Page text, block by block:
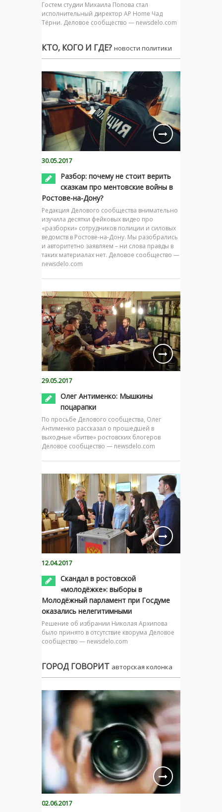
Гостем студии Михаила Попова стал
исполнительный директор AP Home Чад
Тёрни. Деловое сообщество — newsdelo.com
КТО, КОГО И ГДЕ? новости политики
30.05.2017
Разбор: почему не стоит верить
сказкам про ментовские войны в
Ростове-на-Дону?
Редакция Делового сообщества внимательно
изучила десятки фейковых видео про
«разборки» сотрудников полиции и силовых
ведомств в Ростове-на-Дону. Мы разобрались
и авторитетно заявляем – ни слова правды в
таких материалах нет. Деловое сообщество —
newsdelo.com
29.05.2017
Олег Антименко: Мышкины
поцарапки
По просьбе Делового сообщества, Олег
Антименко рассказал о прошедшей в
выходные «битве» ростовских блогеров
Деловое сообщество — newsdelo.com
12.04.2017
Скандал в ростовской
«молодёжке»: выборы в
Молодёжный парламент при Госдуме
оказались нелегитимными
Решение об избрании Николая Архипова
было принято в отсутствие кворума Деловое
сообщество — newsdelo.com
ГОРОД ГОВОРИТ авторская колонка
02.06.2017